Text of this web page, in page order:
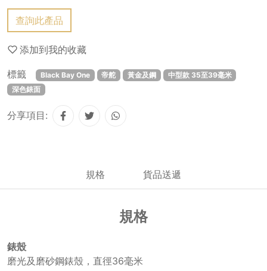
查詢此產品
添加到我的收藏
標籤 Black Bay One 帝舵 黃金及鋼
中型款 35至39毫米
深色錶面
分享項目:
規格 貨品送遞
規格
錶殼
磨光及磨砂鋼錶殼，直徑36毫米